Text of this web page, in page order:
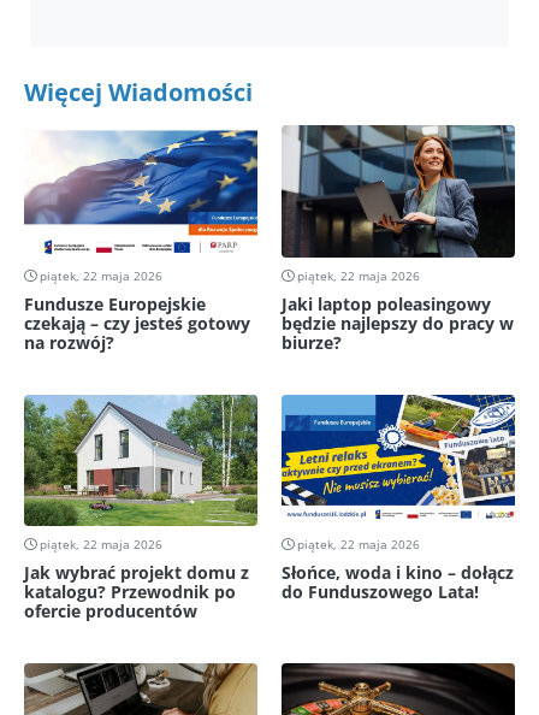
Więcej Wiadomości
piątek, 22 maja 2026
Fundusze Europejskie
czekają – czy jesteś gotowy
na rozwój?
piątek, 22 maja 2026
Jaki laptop poleasingowy
będzie najlepszy do pracy w
biurze?
piątek, 22 maja 2026
Jak wybrać projekt domu z
katalogu? Przewodnik po
ofercie producentów
piątek, 22 maja 2026
Słońce, woda i kino – dołącz
do Funduszowego Lata!